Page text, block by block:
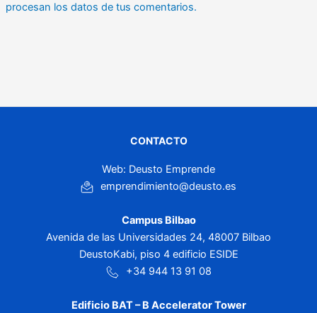
procesan los datos de tus comentarios.
CONTACTO
Web: Deusto Emprende
emprendimiento@deusto.es
Campus Bilbao
Avenida de las Universidades 24, 48007 Bilbao
DeustoKabi, piso 4 edificio ESIDE
+34 944 13 91 08
Edificio BAT – B Accelerator Tower